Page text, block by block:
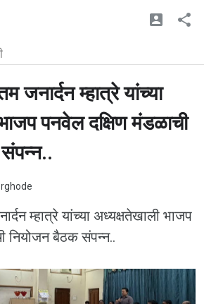
जनार्दन म्हात्रे यांच्या
पनवेल दक्षिण मंडळाची
म्हात्रे यांच्या अध्यक्षतेखाली भाजप
नियोजन बैठक संपन्न..